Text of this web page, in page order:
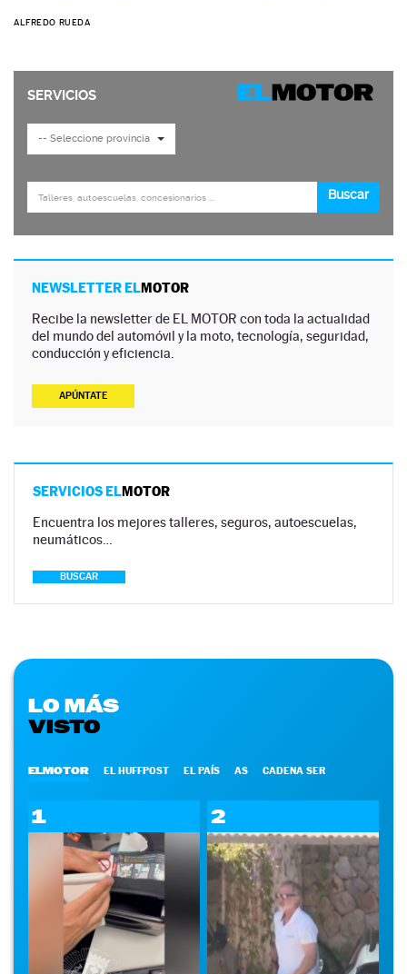
ALFREDO RUEDA
NEWSLETTER ELMOTOR
Recibe la newsletter de EL MOTOR con toda la actualidad
del mundo del automóvil y la moto, tecnología, seguridad,
conducción y eficiencia.
APÚNTATE
SERVICIOS ELMOTOR
Encuentra los mejores talleres, seguros, autoescuelas,
neumáticos…
BUSCAR
LO MÁS
VISTO
ELMOTOR EL HUFFPOST EL PAÍS AS CADENA SER
1 2